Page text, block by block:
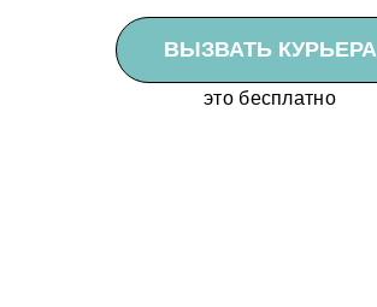
ВЫЗВАТЬ КУРЬЕРА
это бесплатно